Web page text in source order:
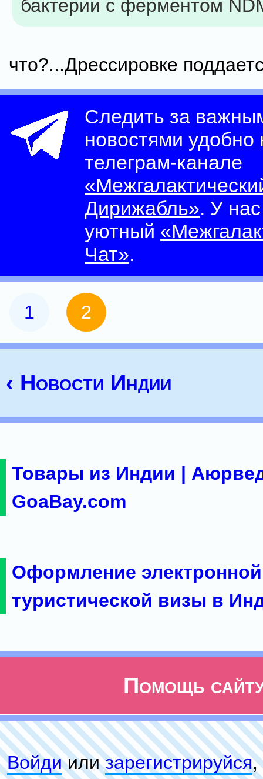
бактерии с ферментом
что?...Дрессировке
Следить за
новостями
телеграм-канале
Дирижабль». У
уютный
Чат».
1 2
‹ Новости Индии
Товары из Индии |
GoaBay.com
Оформление электронной
туристической визы в
Помощь
Войдиилизарeгиcтpируйся,